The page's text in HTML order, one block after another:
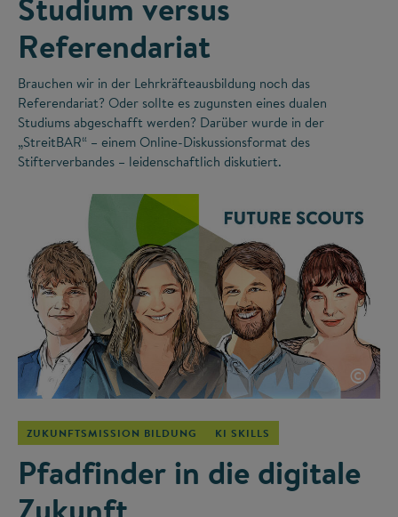
Studium versus
Referendariat
Brauchen wir in der Lehrkräfteausbildung noch das
Referendariat? Oder sollte es zugunsten eines dualen
Studiums abgeschafft werden? Darüber wurde in der
„StreitBAR“ – einem Online-Diskussionsformat des
Stifterverbandes – leidenschaftlich diskutiert.
©
ZUKUNFTSMISSION BILDUNG KI SKILLS
Pfadfinder in die digitale